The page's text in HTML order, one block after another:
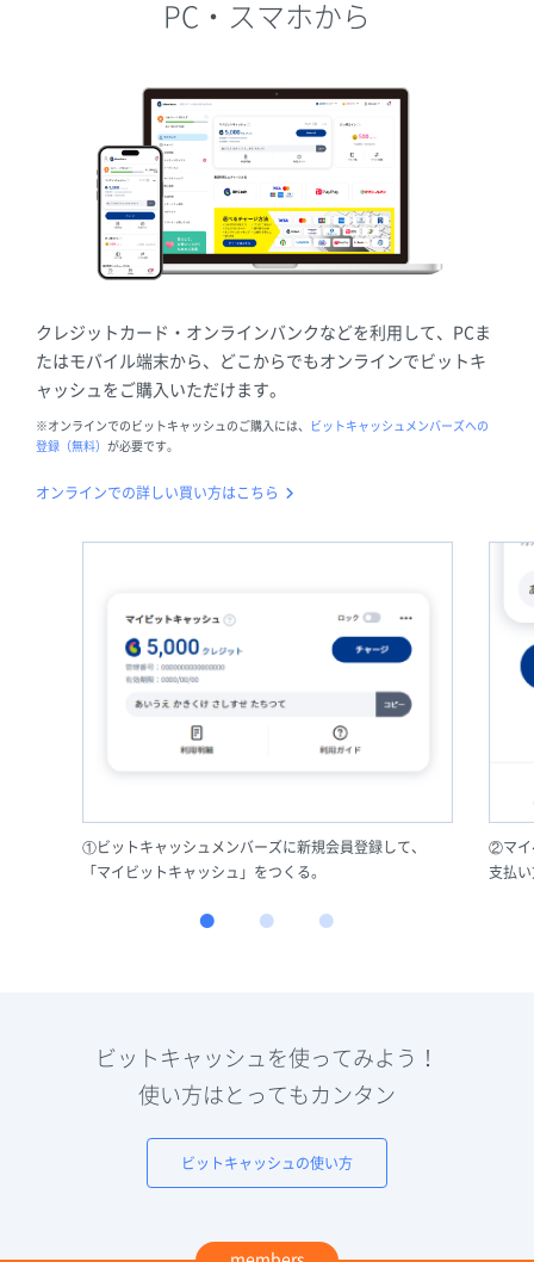
PC・スマホから
クレジットカード・オンラインバンクなどを利用して、PCま
たはモバイル端末から、どこからでもオンラインでビットキ
ャッシュをご購入いただけます。
※オンラインでのビットキャッシュのご購入には、
ビットキャッシュメンバーズへの
登録（無料） が必要です。
オンラインでの詳しい買い方はこちら
①ビットキャッシュメンバーズに新規会員登録して、
「マイビットキャッシュ」をつくる。
②マイ
支払
ビットキャッシュを使ってみよう！
使い方はとってもカンタン
ビットキャッシュの使い方